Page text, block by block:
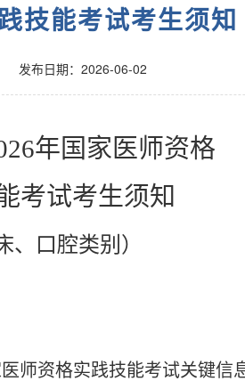
能考试考生须知
发布日期：2026-06-02
年国家医师资格
考试考生须知
、口腔类别）
医师资格实践技能考试关键